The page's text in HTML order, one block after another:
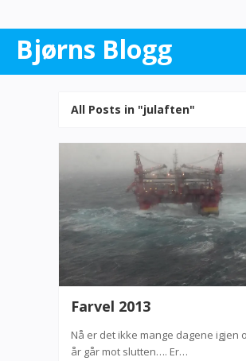
Bjørns Blogg
All Posts in "julaften"
Farvel 2013
Nå er det ikke mange dagene igjen
år går mot slutten…. Er…